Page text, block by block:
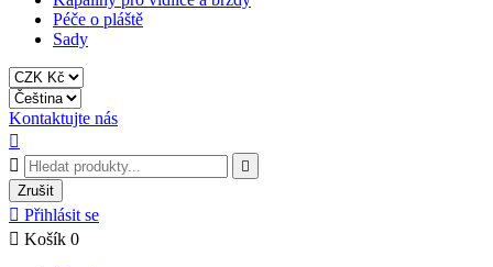
Péče o pláště
Sady
Kontaktujte nás



Zrušit
 Přihlásit se
 Košík 0